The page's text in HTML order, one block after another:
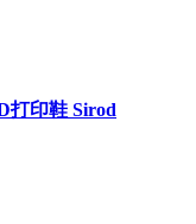
打印鞋 Sirod